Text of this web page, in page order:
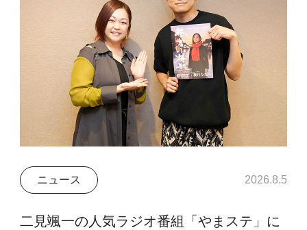
ニュース 2026.8.5
二見颯一の人気ラジオ番組「やまステ」に